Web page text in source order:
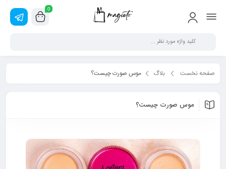
0
صفحه نخست بلاگ موس صورت چیست؟
موس صورت چیست؟